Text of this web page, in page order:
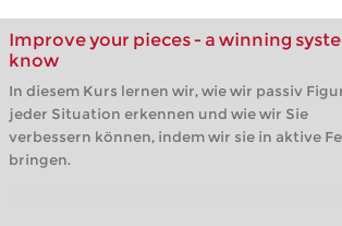
Improve your pieces - a winning
know
In diesem Kurs lernen wir, wie wir passiv
jeder Situation erkennen und wie wir Sie
verbessern können, indem wir sie in aktive
bringen.